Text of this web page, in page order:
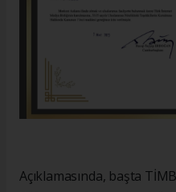
Açıklamasında, başta